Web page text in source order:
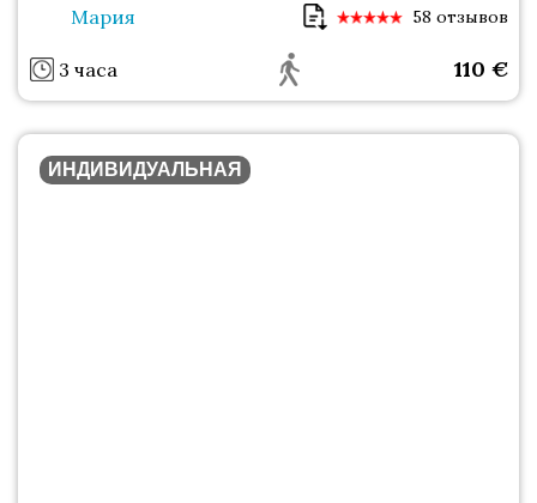
Мария 58 отзывов
3 часа 110 €
ИНДИВИДУАЛЬНАЯ